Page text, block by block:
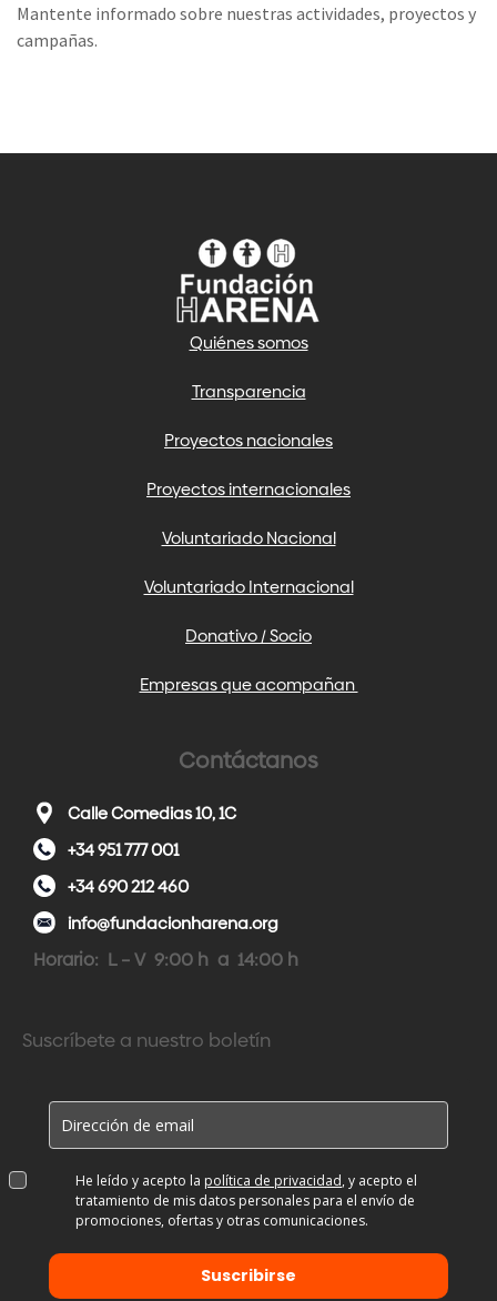
Mantente informado sobre nuestras actividades, proyectos y
campañas.
Quiénes somos
Transparencia
Proyectos nacionales
Proyectos internacionales
Voluntariado Nacional
Voluntariado Internacional
Donativo / Socio
Empresas que acompañan
Contáctanos
Calle Comedias 10, 1C
+34 951 777 001
+34 690 212 460
info@fundacionharena.org
Horario: L – V 9:00 h a 14:00 h
Suscríbete a nuestro boletín
He leído y acepto la política de privacidad, y acepto el
tratamiento de mis datos personales para el envío de
promociones, ofertas y otras comunicaciones.
Suscribirse